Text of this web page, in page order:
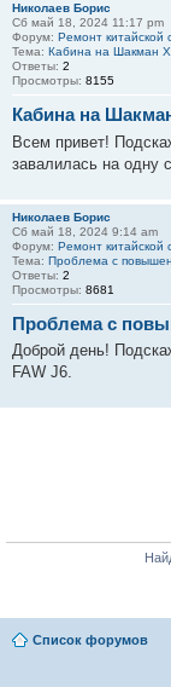
Николаев Борис
Сб май 18, 2024 11:17 pm
Форум: Ремонт китайской
Тема: Кабина на Шакман
Ответы: 2
Просмотры: 8155
Кабина на
Всем привет!
завалилась на одну
Николаев Борис
Сб май 18, 2024 9:14 am
Форум: Ремонт китайской
Тема: Проблема с
Ответы: 2
Просмотры: 8681
Проблема с
Доброй день!
FAW J6.
Список форумов